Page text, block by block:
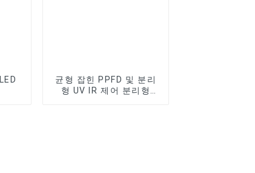
균형 잡힌 PPFD 및 분리
형 UV IR 제어 분리형